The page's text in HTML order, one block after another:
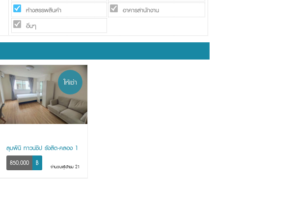
ห้างสรรพสินค้า
อาคารสำนักงาน
อื่นๆ
ให้เช่า
ลุมพินี ทาวน์ชิป รังสิต-คลอง 1
850,000 ฿ จำนวนผู้เข้าชม 21